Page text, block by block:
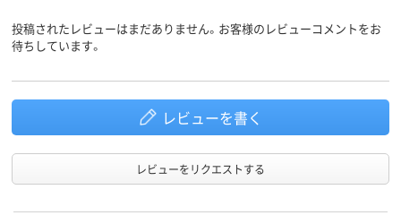
投稿されたレビューはまだありません。お客様のレビューコメントをお
待ちしています。
レビューを書く
レビューをリクエストする